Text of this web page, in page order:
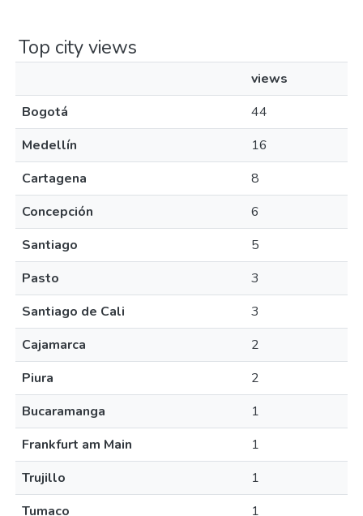
Top city views
views
Bogotá
44
Medellín
16
Cartagena
8
Concepción
6
Santiago
5
Pasto
3
Santiago de Cali
3
Cajamarca
2
Piura
2
Bucaramanga
1
Frankfurt am Main
1
Trujillo
1
Tumaco
1